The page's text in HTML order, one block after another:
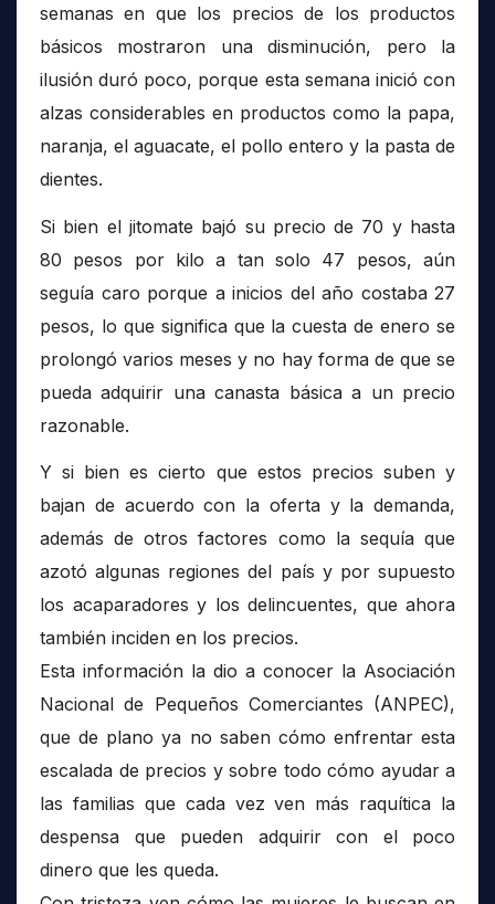
semanas en que los precios de los productos
básicos mostraron una disminución, pero la
ilusión duró poco, porque esta semana inició con
alzas considerables en productos como la papa,
naranja, el aguacate, el pollo entero y la pasta de
dientes.
Si bien el jitomate bajó su precio de 70 y hasta
80 pesos por kilo a tan solo 47 pesos, aún
seguía caro porque a inicios del año costaba 27
pesos, lo que significa que la cuesta de enero se
prolongó varios meses y no hay forma de que se
pueda adquirir una canasta básica a un precio
razonable.
Y si bien es cierto que estos precios suben y
bajan de acuerdo con la oferta y la demanda,
además de otros factores como la sequía que
azotó algunas regiones del país y por supuesto
los acaparadores y los delincuentes, que ahora
también inciden en los precios.
Esta información la dio a conocer la Asociación
Nacional de Pequeños Comerciantes (ANPEC),
que de plano ya no saben cómo enfrentar esta
escalada de precios y sobre todo cómo ayudar a
las familias que cada vez ven más raquítica la
despensa que pueden adquirir con el poco
dinero que les queda.